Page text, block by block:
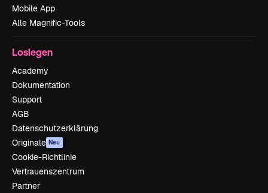
Mobile App
Alle Magnific-Tools
Loslegen
Academy
Dokumentation
Support
AGB
Datenschutzerklärung
Originale Neu
Cookie-Richtlinie
Vertrauenszentrum
Partner